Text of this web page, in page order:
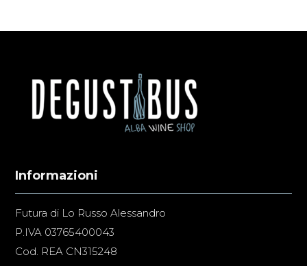
Informazioni
Futura di Lo Russo Alessandro
P.IVA 03765400043
Cod. REA CN315248